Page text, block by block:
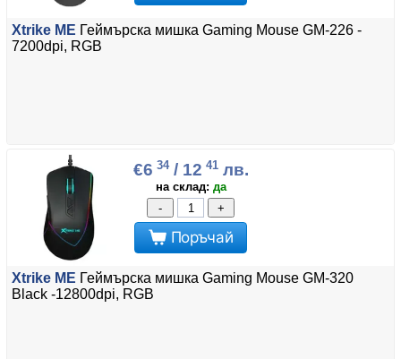
Xtrike ME Геймърска мишка Gaming Mouse GM-226 -
7200dpi, RGB
€6 34/ 12 41лв.
на склад: да
-
+
Поръчай
Xtrike ME Геймърска мишка Gaming Mouse GM-320
Black -12800dpi, RGB